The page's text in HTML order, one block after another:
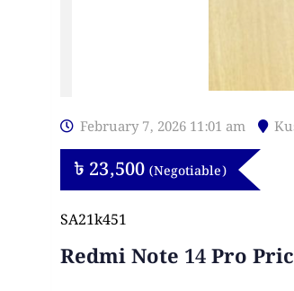
February 7, 2026 11:01 am
৳ 23,500 (Negotiable)
SA21k451
Redmi Note 14 Pro